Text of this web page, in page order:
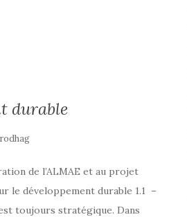
durable
de l’ALMAE et au projet
le développement durable 1.1 –
toujours stratégique. Dans